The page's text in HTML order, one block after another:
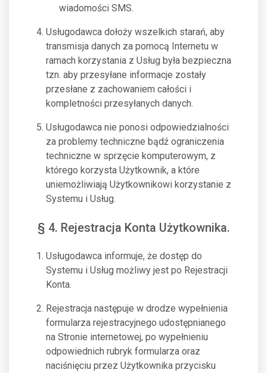
wiadomości SMS.
Usługodawca dołoży wszelkich starań, aby
transmisja danych za pomocą Internetu w
ramach korzystania z Usług była bezpieczna
tzn. aby przesyłane informacje zostały
przesłane z zachowaniem całości i
kompletności przesyłanych danych.
Usługodawca nie ponosi odpowiedzialności
za problemy techniczne bądź ograniczenia
techniczne w sprzęcie komputerowym, z
którego korzysta Użytkownik, a które
uniemożliwiają Użytkownikowi korzystanie z
Systemu i Usług.
§ 4. Rejestracja Konta Użytkownika.
Usługodawca informuje, że dostęp do
Systemu i Usług możliwy jest po Rejestracji
Konta.
Rejestracja następuje w drodze wypełnienia
formularza rejestracyjnego udostępnianego
na Stronie internetowej, po wypełnieniu
odpowiednich rubryk formularza oraz
naciśnięciu przez Użytkownika przycisku